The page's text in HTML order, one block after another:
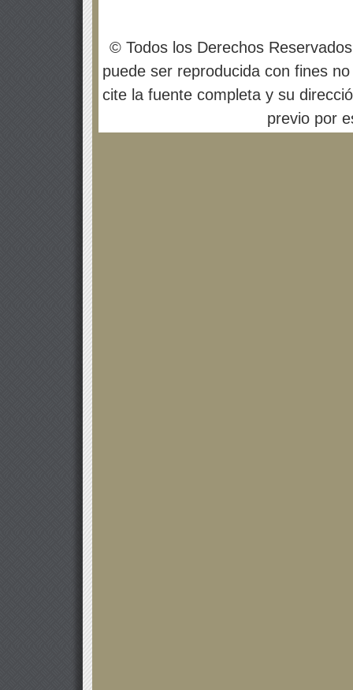
© Todos los Derechos
puede ser reproducida con fines
cite la fuente completa y su
previo por